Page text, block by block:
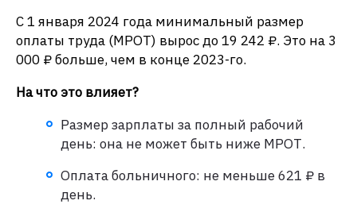
С 1 января 2024 года минимальный размер
оплаты труда (МРОТ) вырос до 19 242 ₽. Это на 3
000 ₽ больше, чем в конце 2023-го.
На что это влияет?
Размер зарплаты за полный рабочий
день: она не может быть ниже МРОТ.
Оплата больничного: не меньше 621 ₽ в
день.